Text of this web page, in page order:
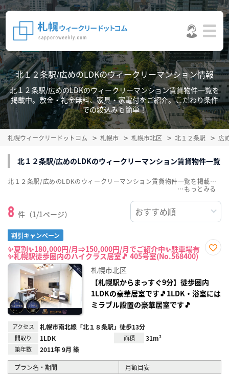
北１２条駅/広めのLDKのウィークリーマンション情報
北１２条駅/広めのLDKのウィークリーマンション賃貸物件一覧を
掲載中。敷金・礼金無料、家具・家電付をご紹介。こだわり条件
での絞込みも簡単！
札幌ウィークリードットコム 札幌市 札幌市北区 北１２条駅 広
北１２条駅/広めのLDKのウィークリーマンション賃貸物件一覧
8 件（1/1ページ）
割引キャンペーン
✨夏割✨180,000円/月⇒150,000円/月でご紹介中✨駐車場有
✨札幌駅徒歩圏内のハイクラス居室🎵 405号室(No.568400)
録
札幌市北区
【札幌駅からまっすぐ9分】徒歩圏内
1LDKの豪華居室です🎵1LDK・浴室には
ミラブル設置の豪華居室です🎵
アクセス 札幌市南北線「北１８条駅」徒歩13分
間取り 1LDK 面積 31m²
築年数 2011年 9月 築
プラン名・期間
月額目安
北１２条駅/広めのLDKのウィークリーマンション賃貸物件一覧を掲載中。敷金・礼金無料、家具・家電付をご紹介。こだわり条件での絞込みも簡単！
…